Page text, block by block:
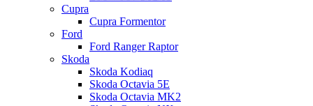
Cupra
Cupra Formentor
Ford
Ford Ranger Raptor
Skoda
Skoda Kodiaq
Skoda Octavia 5E
Skoda Octavia MK2